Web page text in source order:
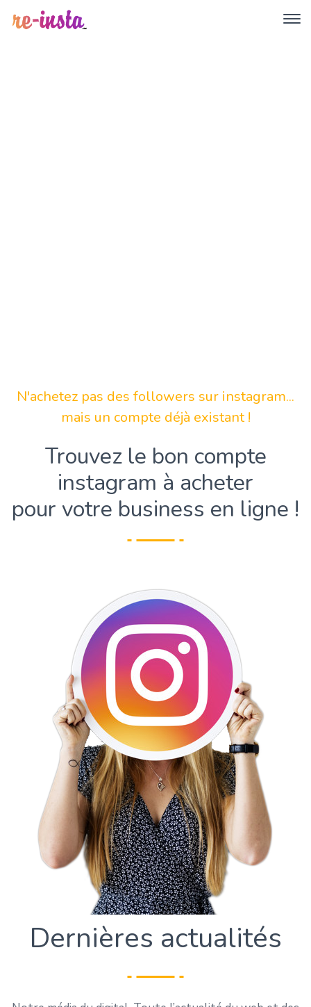
N'achetez pas des followers sur instagram...
mais un compte déjà existant !
Trouvez le bon compte
instagram à acheter
pour votre business en ligne !
Dernières actualités